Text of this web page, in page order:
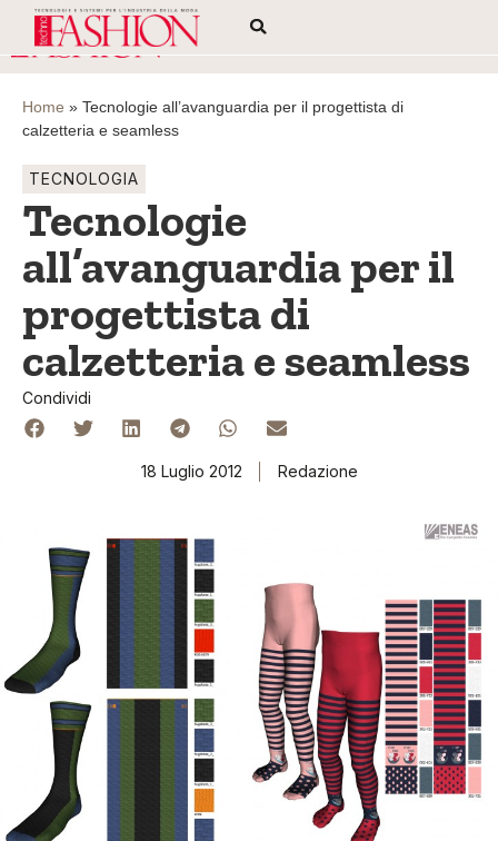
Home » Tecnologie all’avanguardia per il progettista di
calzetteria e seamless
TECNOLOGIA
Tecnologie
all’avanguardia per il
progettista di
calzetteria e seamless
Condividi
18 Luglio 2012 Redazione